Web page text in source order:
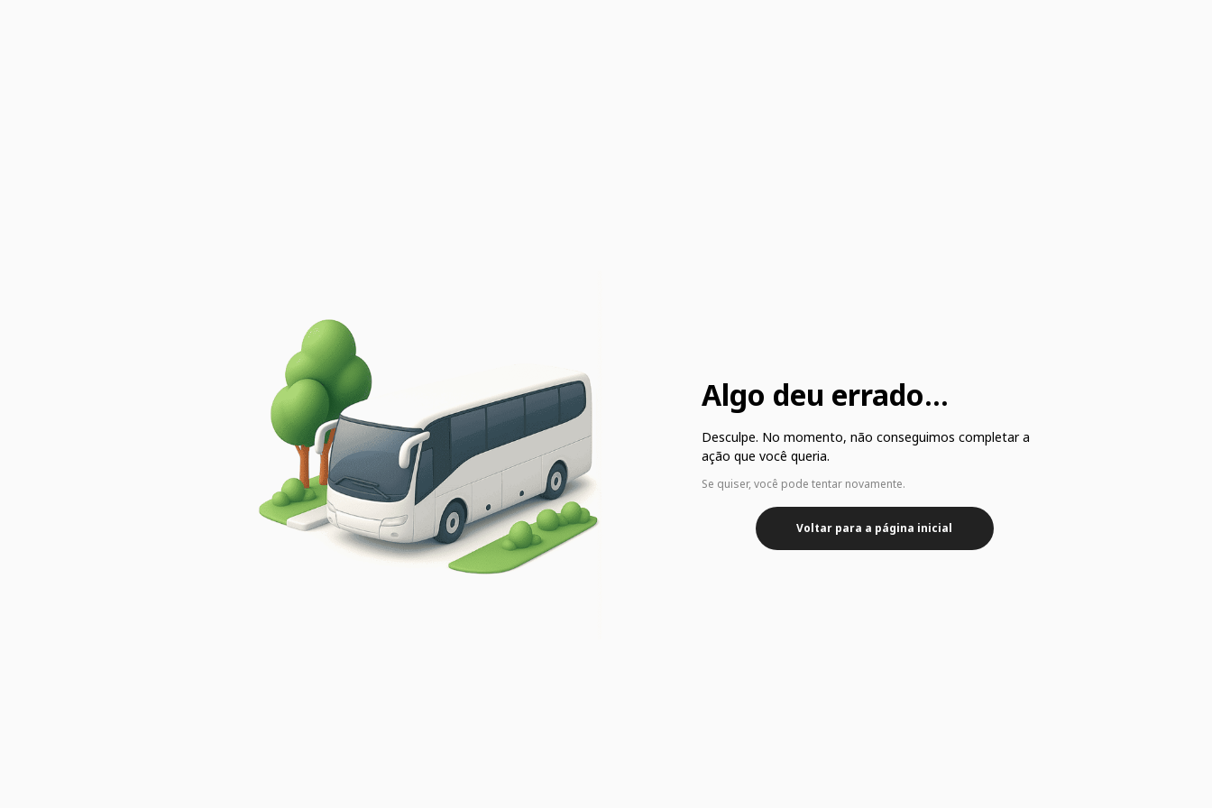
Algo deu errado...
Desculpe. No momento, não conseguimos completar a
ação que você queria.
Se quiser, você pode tentar novamente.
Voltar para a página inicial